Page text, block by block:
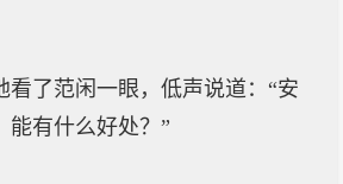
看了范闲一眼，低声说道：“安
能有什么好处？”